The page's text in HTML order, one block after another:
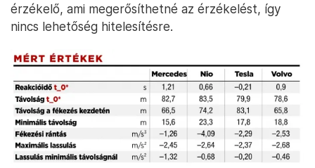
érzékelő, ami megerősíthetné az érzékelést, így
nincs lehetőség hitelesítésre.